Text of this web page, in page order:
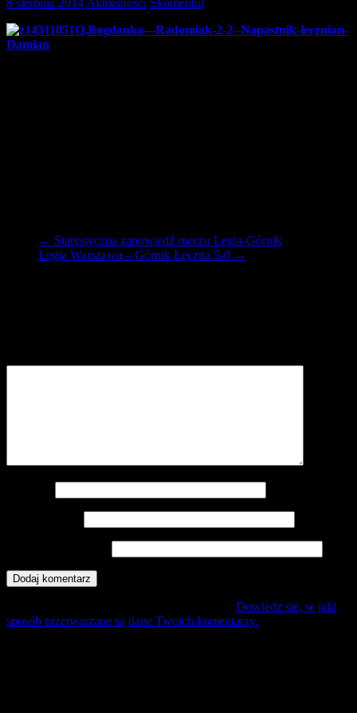
← Statystyczna zapowiedź meczu Legia-Górnik
Legia Warszawa – Górnik Łęczna 5-0 →
Dowiedz się, w jaki
sposób przetwarzane są dane Twoich komentarzy.